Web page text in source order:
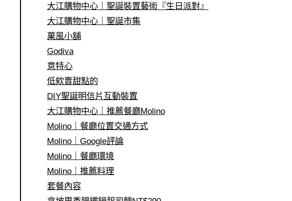
大江購物中心｜聖誕裝置藝術『生日派對』
大江購物中心｜聖誕市集
菓風小舖
Godiva
意特心
低欸賣甜點的
DIY聖誕明信片互動裝置
大江購物中心｜推薦餐廳Molino
Molino｜餐廳位置交通方式
Molino｜Google評論
Molino｜餐廳環境
Molino｜推薦料理
套餐內容